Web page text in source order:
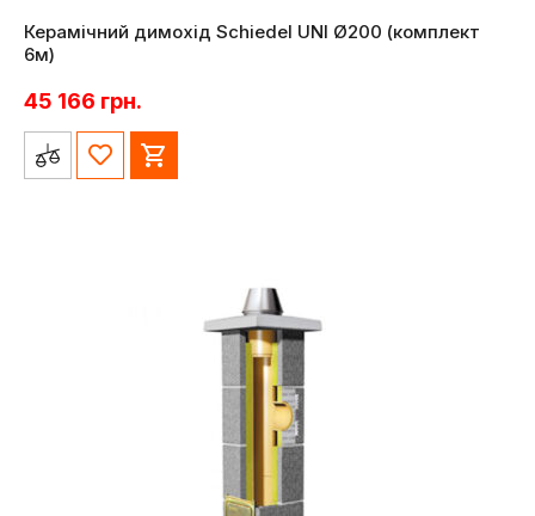
Керамічний димохід Schiedel UNI Ø200 (комплект
6м)
45 166 грн.